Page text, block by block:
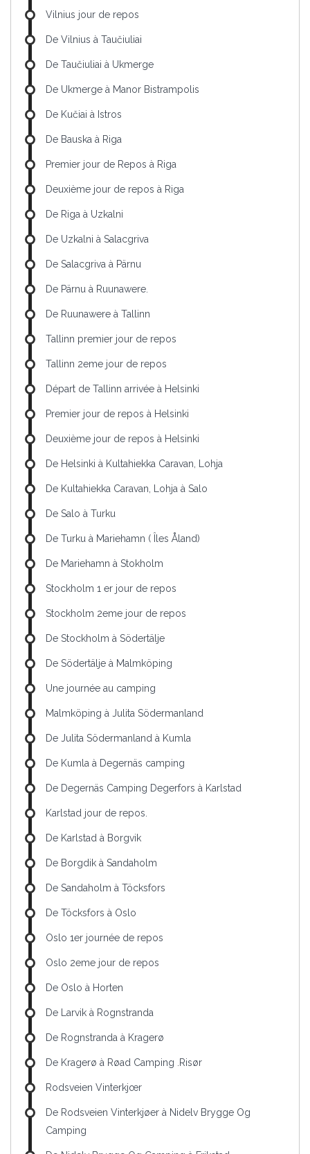
Vilnius jour de repos
De Vilnius à Taučiuliai
De Taučiuliai à Ukmerge
De Ukmerge à Manor Bistrampolis
De Kučiai à Istros
De Bauska à Riga
Premier jour de Repos à Riga
Deuxième jour de repos à Riga
De Riga à Uzkalni
De Uzkalni à Salacgriva
De Salacgriva à Pärnu
De Pärnu à Ruunawere.
De Ruunawere à Tallinn
Tallinn premier jour de repos
Tallinn 2eme jour de repos
Départ de Tallinn arrivée à Helsinki
Premier jour de repos à Helsinki
Deuxième jour de repos à Helsinki
De Helsinki à Kultahiekka Caravan, Lohja
De Kultahiekka Caravan, Lohja à Salo
De Salo à Turku
De Turku à Mariehamn ( Îles Åland)
De Mariehamn à Stokholm
Stockholm 1 er jour de repos
Stockholm 2eme jour de repos
De Stockholm à Södertälje
De Södertälje à Malmköping
Une journée au camping
Malmköping à Julita Södermanland
De Julita Södermanland à Kumla
De Kumla à Degernäs camping
De Degernäs Camping Degerfors à Karlstad
Karlstad jour de repos.
De Karlstad à Borgvik
De Borgdik à Sandaholm
De Sandaholm à Töcksfors
De Töcksfors à Oslo
Oslo 1er journée de repos
Oslo 2eme jour de repos
De Oslo à Horten
De Larvik à Rognstranda
De Rognstranda à Kragerø
De Kragerø à Røad Camping .Risør
Rodsveien Vinterkjœr
De Rodsveien Vinterkjøer à Nidelv Brygge Og
Camping